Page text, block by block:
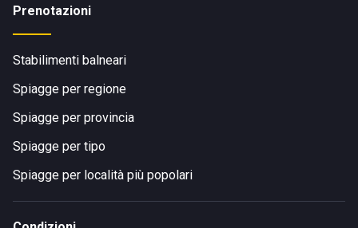
Prenotazioni
Stabilimenti balneari
Spiagge per regione
Spiagge per provincia
Spiagge per tipo
Spiagge per località più popolari